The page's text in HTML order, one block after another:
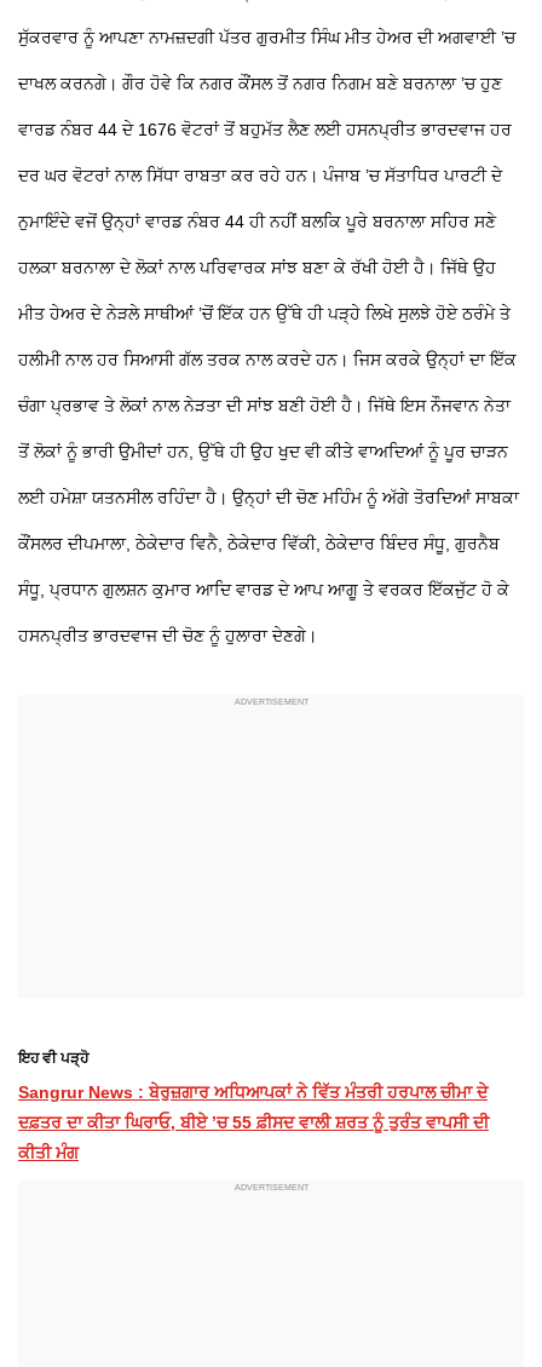
ਸੁੱਕਰਵਾਰ ਨੂੰ ਆਪਣਾ ਨਾਮਜ਼ਦਗੀ ਪੱਤਰ ਗੁਰਮੀਤ ਸਿੰਘ ਮੀਤ ਹੇਅਰ ਦੀ ਅਗਵਾਈ ’ਚ
ਦਾਖਲ ਕਰਨਗੇ। ਗੌਰ ਹੋਵੇ ਕਿ ਨਗਰ ਕੌਂਸਲ ਤੋਂ ਨਗਰ ਨਿਗਮ ਬਣੇ ਬਰਨਾਲਾ ’ਚ ਹੁਣ
ਵਾਰਡ ਨੰਬਰ 44 ਦੇ 1676 ਵੋਟਰਾਂ ਤੋਂ ਬਹੁਮੱਤ ਲੈਣ ਲਈ ਹਸਨਪ੍ਰੀਤ ਭਾਰਦਵਾਜ ਹਰ
ਦਰ ਘਰ ਵੋਟਰਾਂ ਨਾਲ ਸਿੱਧਾ ਰਾਬਤਾ ਕਰ ਰਹੇ ਹਨ। ਪੰਜਾਬ ’ਚ ਸੱਤਾਧਿਰ ਪਾਰਟੀ ਦੇ
ਨੁਮਾਇੰਦੇ ਵਜੋਂ ਉਨ੍ਹਾਂ ਵਾਰਡ ਨੰਬਰ 44 ਹੀ ਨਹੀਂ ਬਲਕਿ ਪੂਰੇ ਬਰਨਾਲਾ ਸਹਿਰ ਸਣੇ
ਹਲਕਾ ਬਰਨਾਲਾ ਦੇ ਲੋਕਾਂ ਨਾਲ ਪਰਿਵਾਰਕ ਸਾਂਝ ਬਣਾ ਕੇ ਰੱਖੀ ਹੋਈ ਹੈ। ਜਿੱਥੇ ਉਹ
ਮੀਤ ਹੇਅਰ ਦੇ ਨੇੜਲੇ ਸਾਥੀਆਂ ’ਚੋਂ ਇੱਕ ਹਨ ਉੱਥੇ ਹੀ ਪੜ੍ਹੇ ਲਿਖੇ ਸੁਲਝੇ ਹੋਏ ਠਰੰਮੇ ਤੇ
ਹਲੀਮੀ ਨਾਲ ਹਰ ਸਿਆਸੀ ਗੱਲ ਤਰਕ ਨਾਲ ਕਰਦੇ ਹਨ। ਜਿਸ ਕਰਕੇ ਉਨ੍ਹਾਂ ਦਾ ਇੱਕ
ਚੰਗਾ ਪ੍ਰਭਾਵ ਤੇ ਲੋਕਾਂ ਨਾਲ ਨੇੜਤਾ ਦੀ ਸਾਂਝ ਬਣੀ ਹੋਈ ਹੈ। ਜਿੱਥੇ ਇਸ ਨੌਜਵਾਨ ਨੇਤਾ
ਤੋਂ ਲੋਕਾਂ ਨੂੰ ਭਾਰੀ ਉਮੀਦਾਂ ਹਨ, ਉੱਥੇ ਹੀ ਉਹ ਖੁਦ ਵੀ ਕੀਤੇ ਵਾਅਦਿਆਂ ਨੂੰ ਪੂਰ ਚਾੜਨ
ਲਈ ਹਮੇਸ਼ਾ ਯਤਨਸੀਲ ਰਹਿੰਦਾ ਹੈ। ਉਨ੍ਹਾਂ ਦੀ ਚੋਣ ਮਹਿੰਮ ਨੂੰ ਅੱਗੇ ਤੋਰਦਿਆਂ ਸਾਬਕਾ
ਕੌਂਸਲਰ ਦੀਪਮਾਲਾ, ਠੇਕੇਦਾਰ ਵਿਨੈ, ਠੇਕੇਦਾਰ ਵਿੱਕੀ, ਠੇਕੇਦਾਰ ਬਿੰਦਰ ਸੰਧੂ, ਗੁਰਨੈਬ
ਸੰਧੂ, ਪ੍ਰਧਾਨ ਗੁਲਸ਼ਨ ਕੁਮਾਰ ਆਦਿ ਵਾਰਡ ਦੇ ਆਪ ਆਗੂ ਤੇ ਵਰਕਰ ਇੱਕਜੁੱਟ ਹੋ ਕੇ
ਹਸਨਪ੍ਰੀਤ ਭਾਰਦਵਾਜ ਦੀ ਚੋਣ ਨੂੰ ਹੁਲਾਰਾ ਦੇਣਗੇ।
ਇਹ ਵੀ ਪੜ੍ਹੋ
Sangrur News : ਬੇਰੁਜ਼ਗਾਰ ਅਧਿਆਪਕਾਂ ਨੇ ਵਿੱਤ ਮੰਤਰੀ ਹਰਪਾਲ ਚੀਮਾ ਦੇ
ਦਫ਼ਤਰ ਦਾ ਕੀਤਾ ਘਿਰਾਓ, ਬੀਏ ’ਚ 55 ਫ਼ੀਸਦ ਵਾਲੀ ਸ਼ਰਤ ਨੂੰ ਤੁਰੰਤ ਵਾਪਸੀ ਦੀ
ਕੀਤੀ ਮੰਗ